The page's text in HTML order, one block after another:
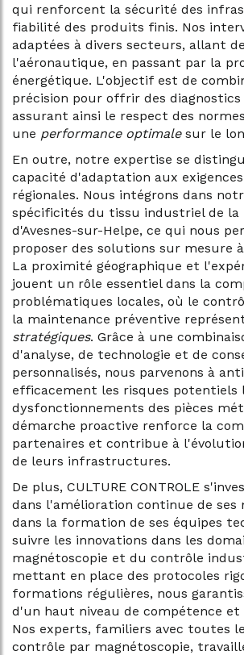
qui renforcent la sécurité des
fiabilité des produits finis. Nos
adaptées à divers secteurs, allant
l'aéronautique, en passant par la
énergétique. L'objectif est de
précision pour offrir des
assurant ainsi le respect des
une performance optimalesur le
En outre, notre expertise se
capacité d'adaptation aux
régionales. Nous intégrons dans
spécificités du tissu industriel de la
d'Avesnes-sur-Helpe, ce qui nous
proposer des solutions sur mesure
La proximité géographique et
jouent un rôle essentiel dans la
problématiques locales, où le
la maintenance préventive
stratégiques. Grâce à une
d'analyse, de technologie et de
personnalisés, nous parvenons à
efficacement les risques potentiels
dysfonctionnements des pièces
démarche proactive renforce la
partenaires et contribue à
de leurs infrastructures.
De plus, CULTURE CONTROLE
dans l'amélioration continue de ses
dans la formation de ses équipes
suivre les innovations dans les
magnétoscopie et du contrôle
mettant en place des protocoles
formations régulières, nous
d'un haut niveau de compétence et
Nos experts, familiers avec toutes
contrôle par magnétoscopie,